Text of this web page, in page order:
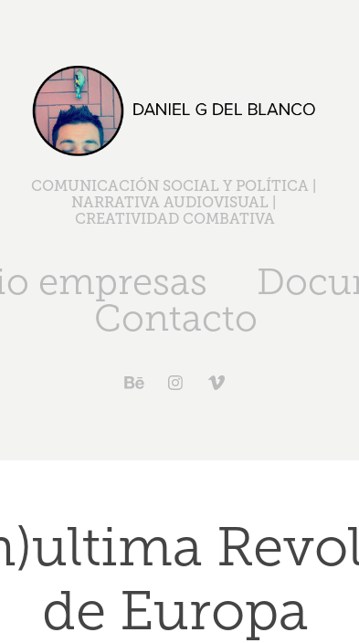
COMUNICACIÓN SOCIAL Y POLÍTICA |
NARRATIVA AUDIOVISUAL |
CREATIVIDAD COMBATIVA
empresas
Contacto
de Europa